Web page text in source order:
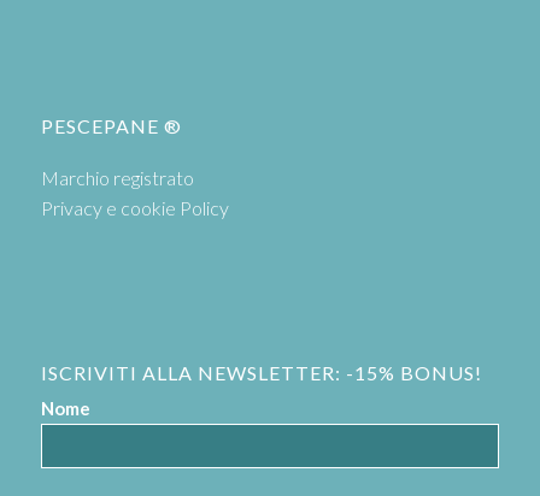
PESCEPANE ®
Marchio registrato
Privacy e cookie Policy
ISCRIVITI ALLA NEWSLETTER: -15% BONUS!
Nome